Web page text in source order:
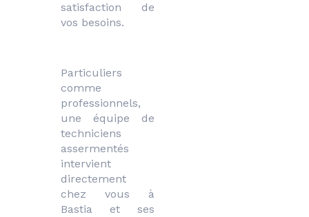
satisfaction de
vos besoins.
Particuliers
comme
professionnels,
une équipe de
techniciens
assermentés
intervient
directement
chez vous à
Bastia et ses